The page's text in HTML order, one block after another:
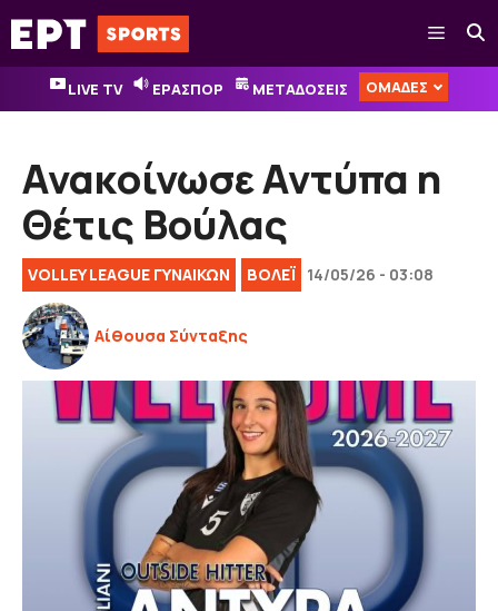
Μετάβαση
σε
περιεχόμενο
Μενού
LIVE TV ΕΡΑΣΠΟΡ ΜΕΤΑΔΟΣΕΙΣ ΟΜΑΔΕΣ
Ανακοίνωσε Αντύπα η
Θέτις Βούλας
VOLLEY LEAGUE ΓΥΝΑΙΚΏΝ ΒOΛΕΪ 14/05/26 - 03:08
Αίθουσα Σύνταξης